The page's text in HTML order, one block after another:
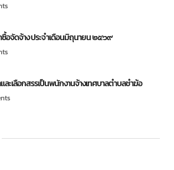
อจัดจ้าง ประจำเดือนมิถุนายน ๒๕๖๙
ละเลือกสรรเป็นพนักงานจ้างเทศบาลตำบลชำฆ้อ